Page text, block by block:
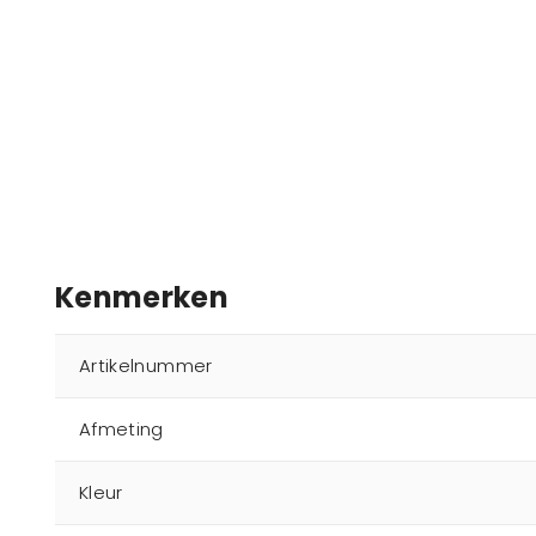
Kenmerken
Artikelnummer
Afmeting
Kleur